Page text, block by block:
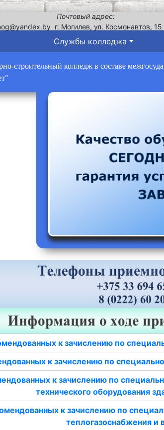
Почтовый адрес:
г. Могилев, ул. Космонавтов, 15
Службы колледжа
строительный колледж в составе
к зачислению по
к зачислению по
к зачислению по
технического оборудования
к зачислению по
теплогазоснабжения и